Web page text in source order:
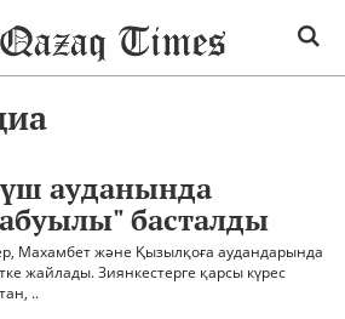
ауданында
басталды
Махамбет және Қызылқоға аудандарында
жайлады. Зиянкестерге қарсы күрес
..